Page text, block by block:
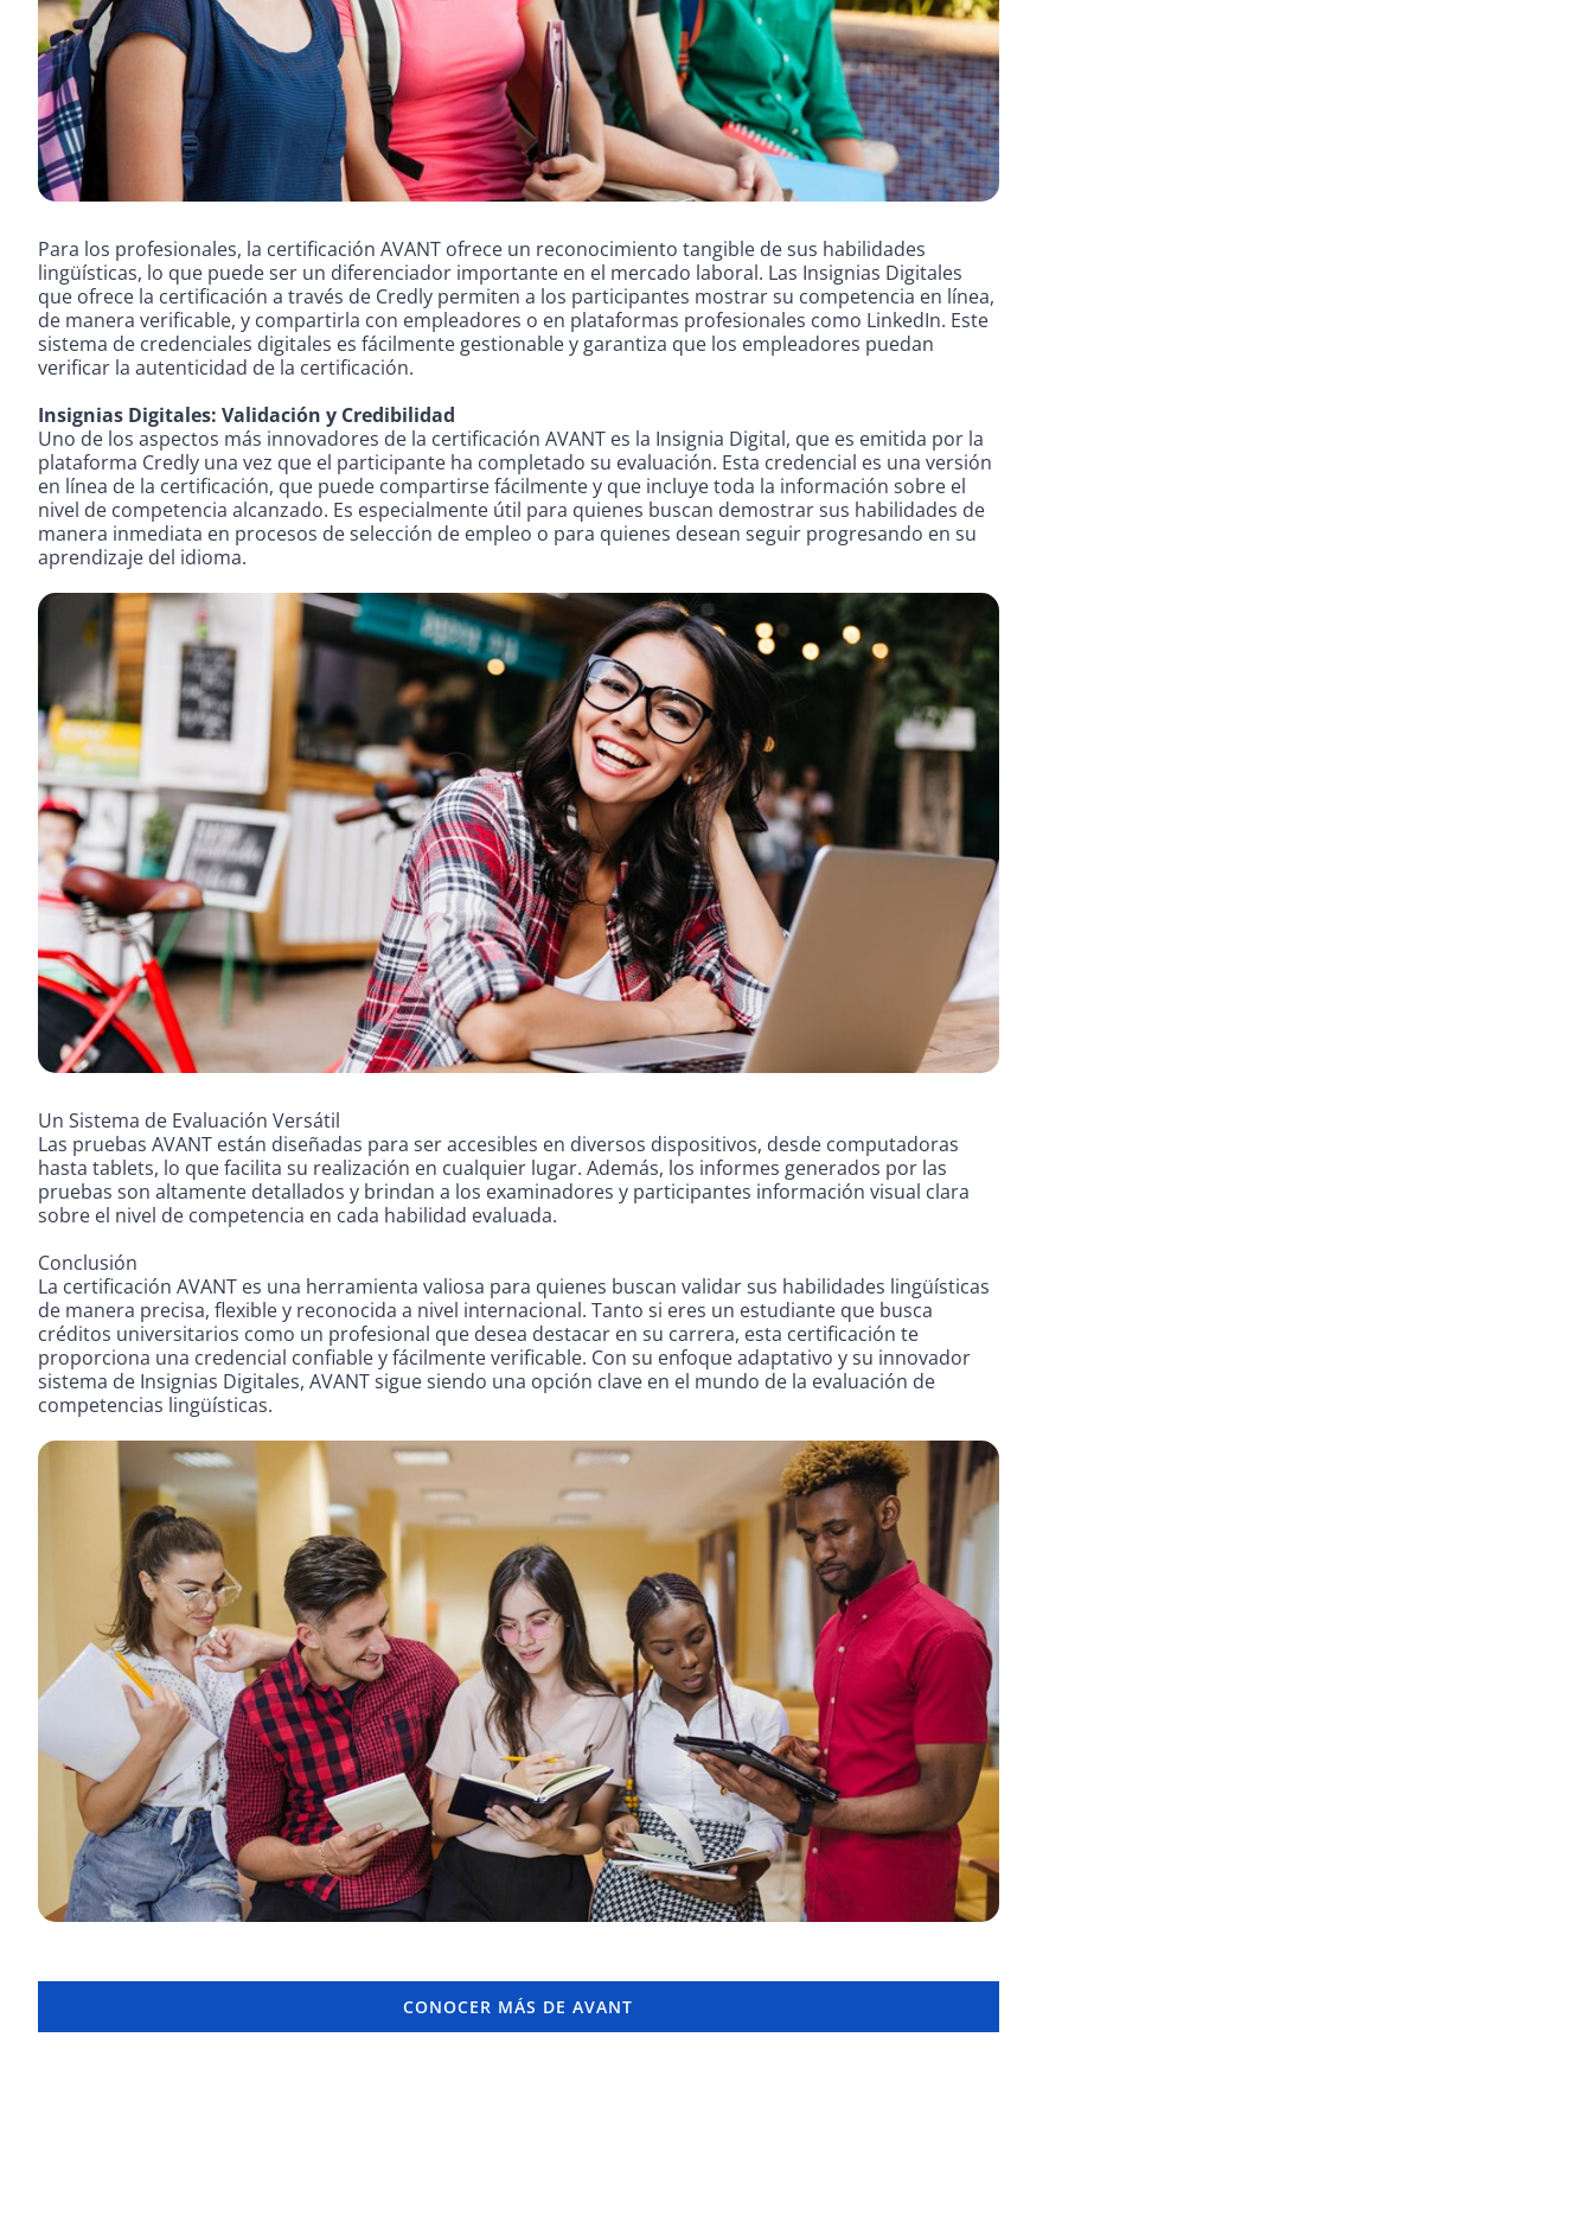
Para los profesionales, la certificación AVANT ofrece un reconocimiento tangible de sus habilidades
lingüísticas, lo que puede ser un diferenciador importante en el mercado laboral. Las Insignias Digitales
que ofrece la certificación a través de Credly permiten a los participantes mostrar su competencia en línea,
de manera verificable, y compartirla con empleadores o en plataformas profesionales como LinkedIn. Este
sistema de credenciales digitales es fácilmente gestionable y garantiza que los empleadores puedan
verificar la autenticidad de la certificación.
Insignias Digitales: Validación y Credibilidad
Uno de los aspectos más innovadores de la certificación AVANT es la Insignia Digital, que es emitida por la
plataforma Credly una vez que el participante ha completado su evaluación. Esta credencial es una versión
en línea de la certificación, que puede compartirse fácilmente y que incluye toda la información sobre el
nivel de competencia alcanzado. Es especialmente útil para quienes buscan demostrar sus habilidades de
manera inmediata en procesos de selección de empleo o para quienes desean seguir progresando en su
aprendizaje del idioma.
Un Sistema de Evaluación Versátil
Las pruebas AVANT están diseñadas para ser accesibles en diversos dispositivos, desde computadoras
hasta tablets, lo que facilita su realización en cualquier lugar. Además, los informes generados por las
pruebas son altamente detallados y brindan a los examinadores y participantes información visual clara
sobre el nivel de competencia en cada habilidad evaluada.
Conclusión
La certificación AVANT es una herramienta valiosa para quienes buscan validar sus habilidades lingüísticas
de manera precisa, flexible y reconocida a nivel internacional. Tanto si eres un estudiante que busca
créditos universitarios como un profesional que desea destacar en su carrera, esta certificación te
proporciona una credencial confiable y fácilmente verificable. Con su enfoque adaptativo y su innovador
sistema de Insignias Digitales, AVANT sigue siendo una opción clave en el mundo de la evaluación de
competencias lingüísticas.
CONOCER MÁS DE AVANT